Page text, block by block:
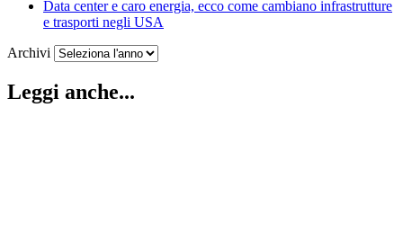
Data center e caro energia, ecco come cambiano infrastrutture
e trasporti negli USA
Archivi
Leggi anche...